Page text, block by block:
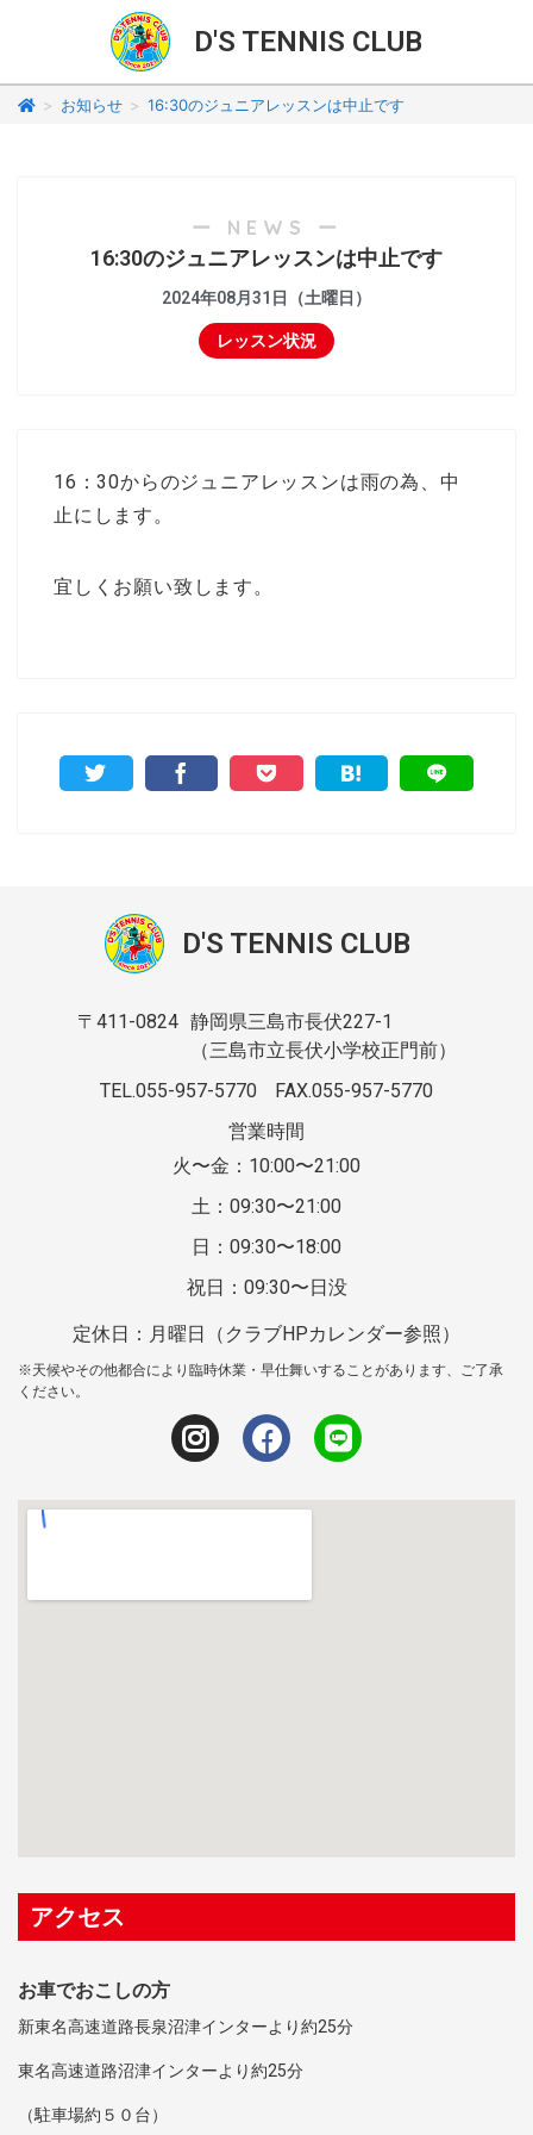
D'S TENNIS CLUB
> お知らせ > 16:30のジュニアレッスンは中止です
ー NEWS ー
16:30のジュニアレッスンは中止です
2024年08月31日（土曜日）
レッスン状況
16：30からのジュニアレッスンは雨の為、中
止にします。
宜しくお願い致します。
D'S TENNIS CLUB
〒411-0824 静岡県三島市長伏227-1
（三島市立長伏小学校正門前）
TEL.055-957-5770
FAX.055-957-5770
営業時間
火〜金：10:00〜21:00
土：09:30〜21:00
日：09:30〜18:00
祝日：09:30〜日没
定休日：月曜日（クラブHPカレンダー参照）
※天候やその他都合により臨時休業・早仕舞いすることがあります、ご了承
ください。
アクセス
お車でおこしの方
新東名高速道路長泉沼津インターより約25分
東名高速道路沼津インターより約25分
（駐車場約５０台）